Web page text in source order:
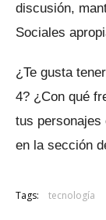
discusión,
Sociales
¿Te gusta
4? ¿Con qué
tus personajes
en la sección
Tags: tecnología